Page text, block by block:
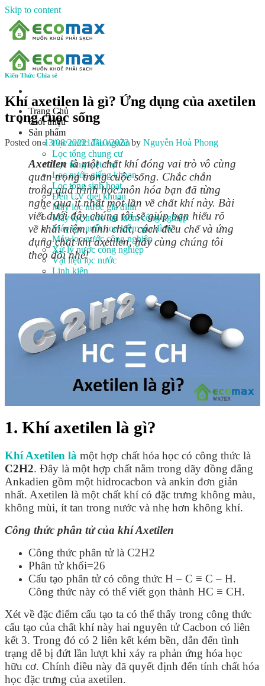
Skip to content
Trang Chủ
Giới thiệu
Sản phẩm
Lọc nước đầu nguồn
Lọc tổng chung cư
Lọc tổng biệt thự
Lọc nước giếng khoan
Lọc tổng sinh hoạt
Đèn UV diệt khuẩn
Máy lọc nước gia đình
Máy lọc nước ion kiềm công nghiệp
Máy lọc nước ion kiềm gia đình
Máy lọc nước công nghiệp
Xử lý nước công nghiệp
Vật liệu lọc nước
Linh kiện
Kiến Thức Chia sẻ
Tư Vấn Giải Pháp
Liên Hệ
Tìm kiếm:
Tìm kiếm:
Kiến Thức Chia sẻ
Khí axetilen là gì? Ứng dụng của axetilen
trong cuộc sống
Posted on13/08/202217/10/2023 by Nguyễn Hoà Phong
Axetilenlà một chất khí đóng vai trò vô cùng
quan trọng trong cuộc sống. Chắc chắn
trong quá trình học môn hóa bạn đã từng
nghe qua ít nhất một lần về chất khí này. Bài
viết dưới đây chúng tôi sẽ giúp bạn hiểu rõ
về khái niệm, tính chất, cách điều chế và ứng
dụng chất khí axetilen, hãy cùng chúng tôi
theo dõi nhé!
1. Khí axetilen là gì?
Khí Axetilen là một hợp chất hóa học có công thức là
C2H2. Đây là một hợp chất nằm trong dãy đồng đẳng
Ankadien gồm một hidrocacbon và ankin đơn giản
nhất. Axetilen là một chất khí có đặc trưng không màu,
không mùi, ít tan trong nước và nhẹ hơn không khí.
Công thức phân tử của khí Axetilen
Công thức phân tử là C2H2
Phân tử khối=26
Cấu tạo phân tử có công thức H – C ≡ C – H.
Công thức này có thể viết gọn thành HC ≡ CH.
Xét về đặc điểm cấu tạo ta có thể thấy trong công thức
cấu tạo của chất khí này hai nguyên tử Cacbon có liên
kết 3. Trong đó có 2 liên kết kém bền, dẫn đến tình
trạng dễ bị đứt lần lượt khi xảy ra phản ứng hóa học
hữu cơ. Chính điều này đã quyết định đến tính chất hóa
học đặc trưng của axetilen.